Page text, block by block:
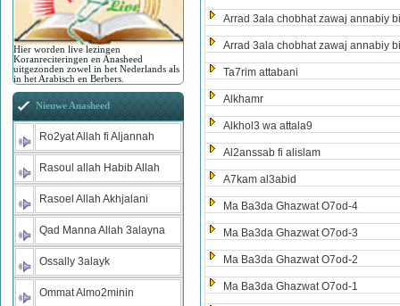
Arrad 3ala chobhat zawaj annabiy
Arrad 3ala chobhat zawaj annabiy
Ta7rim attabani
Alkhamr
Alkhol3 wa attala9
Al2anssab fi alislam
A7kam al3abid
Ma Ba3da Ghazwat O7od-4
Ma Ba3da Ghazwat O7od-3
Ma Ba3da Ghazwat O7od-2
Ma Ba3da Ghazwat O7od-1
Hier worden live lezingen
Koranreciteringen en Anasheed
uitgezonden zowel in het Nederlands als
in het Arabisch en Berbers.
Nieuwe Anasheed
Ro2yat Allah fi Aljannah
Rasoul allah Habib Allah
Rasoel Allah Akhjalani
Qad Manna Allah 3alayna
Ossally 3alayk
Ommat Almo2minin